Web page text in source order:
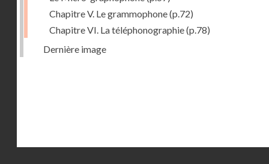
Chapitre V. Le grammophone(p.72)
Chapitre VI. La téléphonographie(p.78)
Dernière image